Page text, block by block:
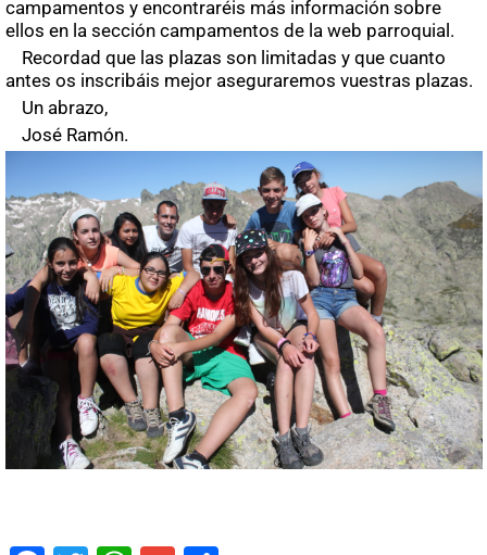
campamentos y encontraréis más información sobre
ellos en la sección campamentos de la web parroquial.
Recordad que las plazas son limitadas y que cuanto
antes os inscribáis mejor aseguraremos vuestras plazas.
Un abrazo,
José Ramón.